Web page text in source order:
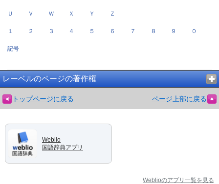
Ｕ Ｖ Ｗ Ｘ Ｙ Ｚ
１ ２ ３ ４ ５ ６ ７ ８ ９ ０
記号
レーベルのページの著作権
トップページに戻る ページ上部に戻る
Weblio
国語辞典アプリ
Weblioのアプリ一覧を見る